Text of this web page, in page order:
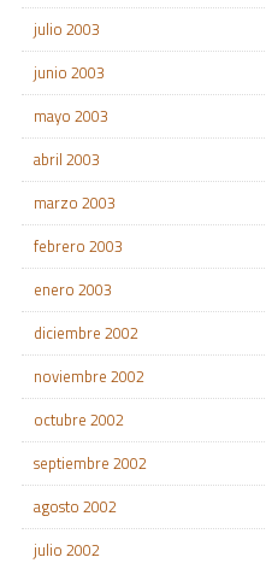
julio 2003
junio 2003
mayo 2003
abril 2003
marzo 2003
febrero 2003
enero 2003
diciembre 2002
noviembre 2002
octubre 2002
septiembre 2002
agosto 2002
julio 2002